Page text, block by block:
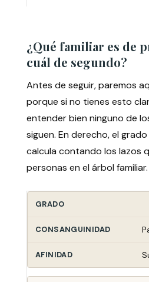
¿Qué familiar es de
cuál de segundo?
Antes de seguir, paremos
porque si no tienes esto
entender bien ninguno de
siguen. En derecho, el
calcula contando los lazos
personas en el árbol familiar.